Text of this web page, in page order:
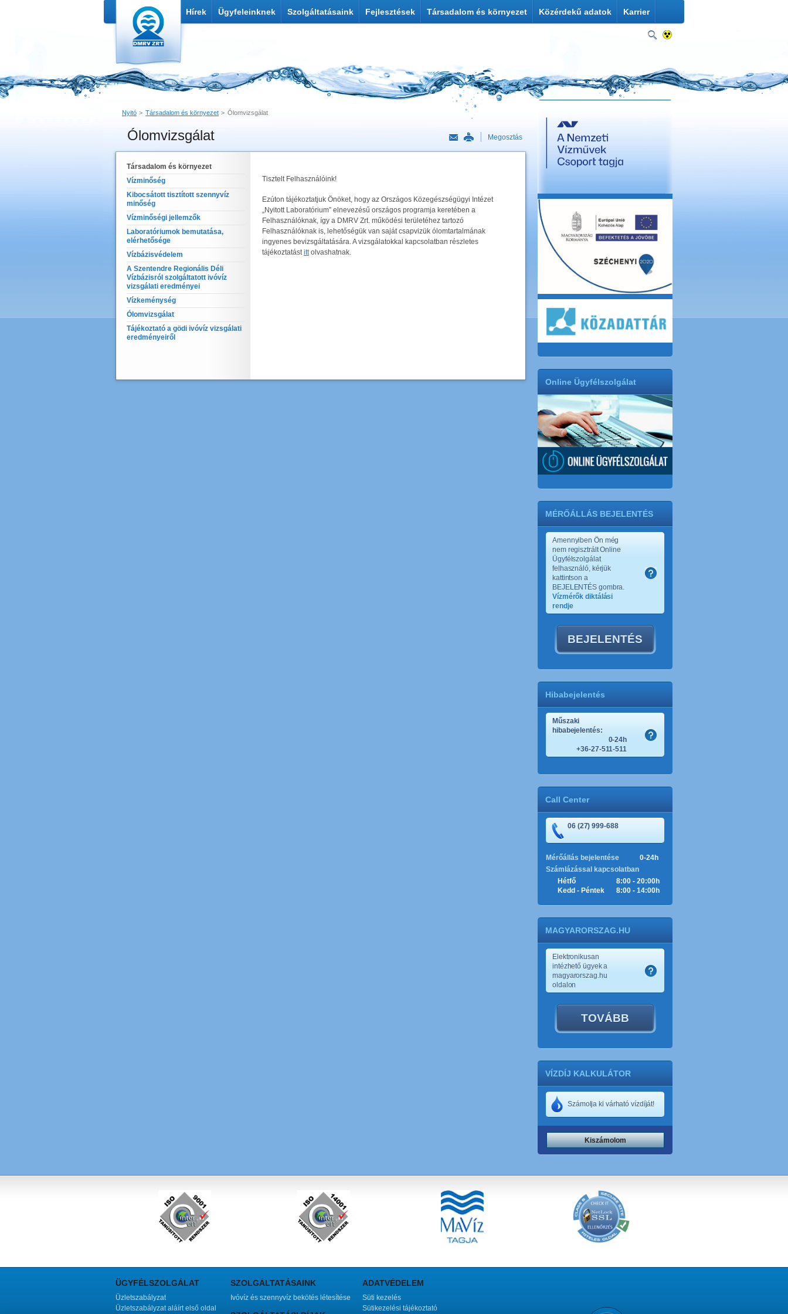
Hírek Ügyfeleinknek Szolgáltatásaink Fejlesztések Társadalom és környezet Közérdekű adatok Karrier
Nyitó Társadalom és környezet Ólomvizsgálat
Ólomvizsgálat
Link küldése
Nyomtatás Megosztás
Társadalom és környezet
Vízminőség
Kibocsátott tisztított szennyvíz
minőség
Vízminőségi jellemzők
Laboratóriumok bemutatása,
elérhetősége
Vízbázisvédelem
A Szentendre Regionális Déli
Vízbázisról szolgáltatott ivóvíz
vizsgálati eredményei
Vízkeménység
Ólomvizsgálat
Tájékoztató a gödi ivóvíz vizsgálati
eredményeiről
Tisztelt Felhasználóink!
Ezúton tájékoztatjuk Önöket, hogy az Országos Közegészségügyi Intézet
„Nyitott Laboratórium” elnevezésű országos programja keretében a
Felhasználóknak, így a DMRV Zrt. működési területéhez tartozó
Felhasználóknak is, lehetőségük van saját csapvizük ólomtartalmának
ingyenes bevizsgáltatására. A vizsgálatokkal kapcsolatban részletes
tájékoztatástittolvashatnak.
Online Ügyfélszolgálat
MÉRŐÁLLÁS BEJELENTÉS
Amennyiben Ön még
nem regisztrált Online
Ügyfélszolgálat
felhasználó, kérjük
kattintson a
BEJELENTÉS gombra.
Vízmérők diktálási
rendje
BEJELENTÉS
Hibabejelentés
Műszaki
hibabejelentés:
0-24h
+36-27-511-511
Call Center
06 (27) 999-688
Mérőállás bejelentése
0-24h
Számlázással kapcsolatban
Hétfő
Kedd - Péntek
8:00 - 20:00h
8:00 - 14:00h
MAGYARORSZAG.HU
Elektronikusan
intézhető ügyek a
magyarorszag.hu
oldalon
TOVÁBB
VÍZDÍJ KALKULÁTOR
Számolja ki várható vízdíját!
Kiszámolom
ÜGYFÉLSZOLGÁLAT
Üzletszabályzat
Üzletszabályzat aláírt első oldal
SZOLGÁLTATÁSAINK
Ivóvíz és szennyvíz bekötés létesítése
ADATVÉDELEM
Süti kezelés
Sütikezelési tájékoztató